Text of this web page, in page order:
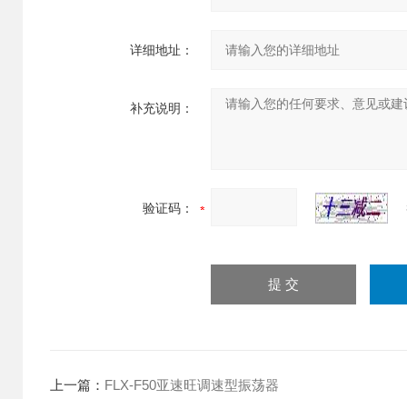
详细地址：
补充说明：
验证码：
上一篇： FLX-F50亚速旺调速型振荡器